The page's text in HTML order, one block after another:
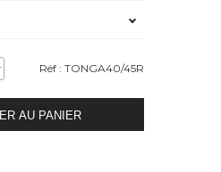
Réf : TONGA40/45R